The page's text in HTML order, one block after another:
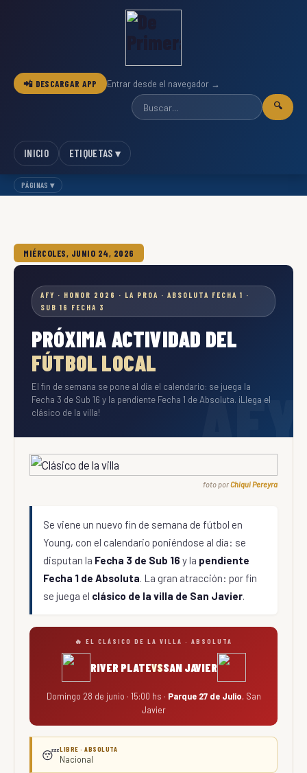
📲 DESCARGAR APP Entrar desde el navegador →
🔍
INICIO ETIQUETAS ▾
PÁGINAS ▾
MIÉRCOLES, JUNIO 24, 2026
AFY · HONOR 2026 · LA PROA · ABSOLUTA FECHA 1 ·
SUB 16 FECHA 3
PRÓXIMA ACTIVIDAD DEL
FÚTBOL LOCAL
El fin de semana se pone al día el calendario: se juega la
Fecha 3 de Sub 16 y la pendiente Fecha 1 de Absoluta. ¡Llega el
clásico de la villa!
foto porChiqui Pereyra
Se viene un nuevo fin de semana de fútbol en
Young, con el calendario poniéndose al día: se
disputan la Fecha 3 de Sub 16 y la pendiente
Fecha 1 de Absoluta. La gran atracción: por fin
se juega el clásico de la villa de San Javier.
🔥 EL CLÁSICO DE LA VILLA · ABSOLUTA
RIVER PLATEVSSAN JAVIER
Domingo 28 de junio · 15:00 hs · Parque 27 de Julio, San
Javier
😴LIBRE · ABSOLUTA
Nacional